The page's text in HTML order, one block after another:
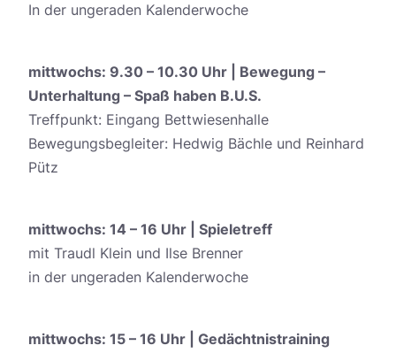
In der ungeraden Kalenderwoche
mittwochs: 9.30 – 10.30 Uhr | Bewegung –
Unterhaltung – Spaß haben B.U.S.
Treffpunkt: Eingang Bettwiesenhalle
Bewegungsbegleiter: Hedwig Bächle und Reinhard
Pütz
mittwochs: 14 – 16 Uhr | Spieletreff
mit Traudl Klein und Ilse Brenner
in der ungeraden Kalenderwoche
mittwochs: 15 – 16 Uhr | Gedächtnistraining